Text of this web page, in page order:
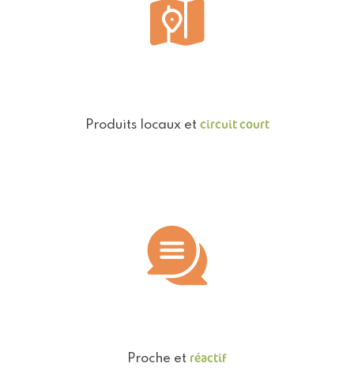
Produits locaux et circuit court
Proche et réactif